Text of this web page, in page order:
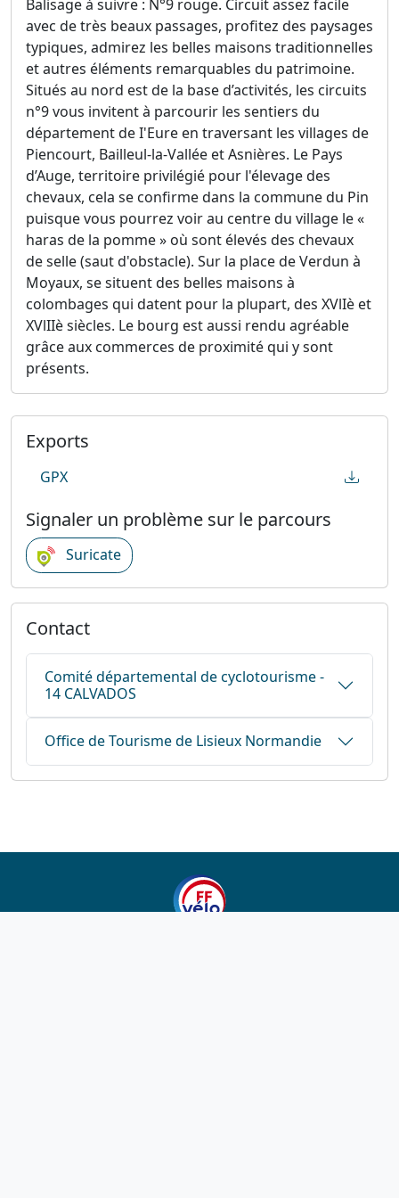
Balisage à suivre : N°9 rouge. Circuit assez facile
avec de très beaux passages, profitez des paysages
typiques, admirez les belles maisons traditionnelles
et autres éléments remarquables du patrimoine.
Situés au nord est de la base d’activités, les circuits
n°9 vous invitent à parcourir les sentiers du
département de I'Eure en traversant les villages de
Piencourt, Bailleul-la-Vallée et Asnières. Le Pays
d’Auge, territoire privilégié pour l'élevage des
chevaux, cela se confirme dans la commune du Pin
puisque vous pourrez voir au centre du village le «
haras de la pomme » où sont élevés des chevaux
de selle (saut d'obstacle). Sur la place de Verdun à
Moyaux, se situent des belles maisons à
colombages qui datent pour la plupart, des XVlIè et
XVlIIè siècles. Le bourg est aussi rendu agréable
grâce aux commerces de proximité qui y sont
présents.
Exports
GPX
Signaler un problème sur le parcours
Suricate
Contact
Comité départemental de cyclotourisme -
14 CALVADOS
Office de Tourisme de Lisieux Normandie